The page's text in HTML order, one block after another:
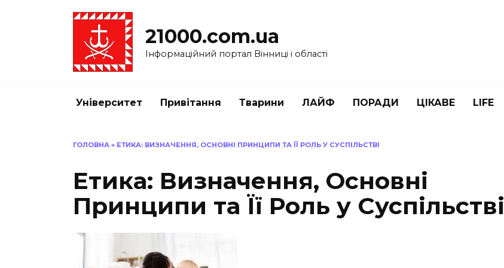
21000.com.ua
Інформаційний портал Вінниці і області
Університет Привітання Тварини ЛАЙФ ПОРАДИ ЦІКАВЕ LIFE
ГОЛОВНА » ЕТИКА: ВИЗНАЧЕННЯ, ОСНОВНІ ПРИНЦИПИ ТА ЇЇ РОЛЬ У СУСПІЛЬСТВІ
Етика: Визначення, Основні
Принципи та Її Роль у Суспільстві